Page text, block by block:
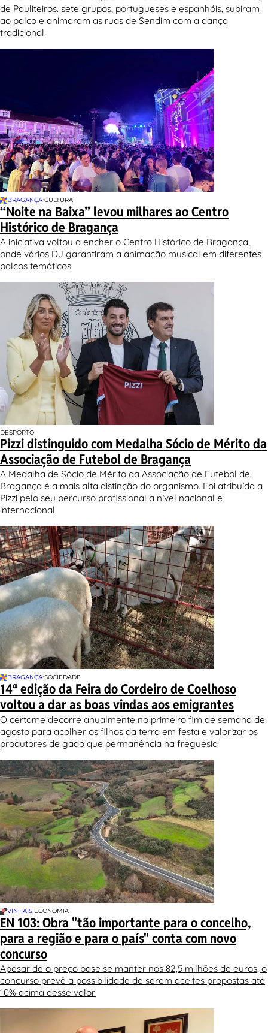
de Pauliteiros. sete grupos, portugueses e espanhóis, subiram
ao palco e animaram as ruas de Sendim com a dança
tradicional.
BRAGANÇA•CULTURA
“Noite na Baixa” levou milhares ao Centro
Histórico de Bragança
A iniciativa voltou a encher o Centro Histórico de Bragança,
onde vários DJ garantiram a animação musical em diferentes
palcos temáticos
DESPORTO
Pizzi distinguido com Medalha Sócio de Mérito da
Associação de Futebol de Bragança
A Medalha de Sócio de Mérito da Associação de Futebol de
Bragança é a mais alta distinção do organismo. Foi atribuída a
Pizzi pelo seu percurso profissional a nível nacional e
internacional
BRAGANÇA•SOCIEDADE
14ª edição da Feira do Cordeiro de Coelhoso
voltou a dar as boas vindas aos emigrantes
O certame decorre anualmente no primeiro fim de semana de
agosto para acolher os filhos da terra em festa e valorizar os
produtores de gado que permanência na freguesia
VINHAIS•ECONOMIA
EN 103: Obra "tão importante para o concelho,
para a região e para o país" conta com novo
concurso
Apesar de o preço base se manter nos 82,5 milhões de euros, o
concurso prevê a possibilidade de serem aceites propostas até
10% acima desse valor.